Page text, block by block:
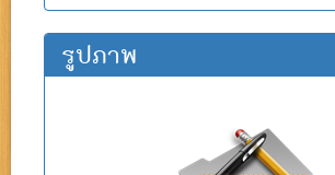
รูปภาพ